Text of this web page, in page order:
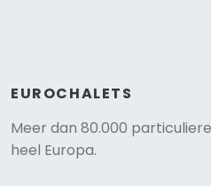
EUROCHALETS
Meer dan 80.000
heel Europa.